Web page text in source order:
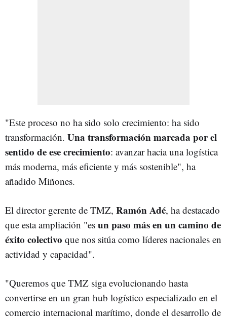
"Este proceso no ha sido solo crecimiento: ha sido
transformación. Una transformación marcada por el
sentido de ese crecimiento: avanzar hacia una logística
más moderna, más eficiente y más sostenible", ha
añadido Miñones.
El director gerente de TMZ, Ramón Adé, ha destacado
que esta ampliación "es un paso más en un camino de
éxito colectivo que nos sitúa como líderes nacionales en
actividad y capacidad".
"Queremos que TMZ siga evolucionando hasta
convertirse en un gran hub logístico especializado en el
comercio internacional marítimo, donde el desarrollo de